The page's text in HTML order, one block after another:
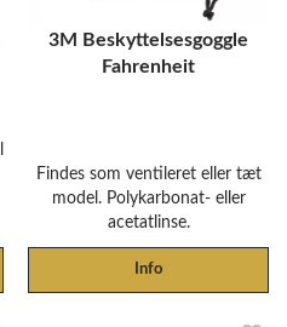
3M Beskyttelsesgoggle
Fahrenheit
Findes som ventileret eller tæt
model. Polykarbonat- eller
acetatlinse.
Info